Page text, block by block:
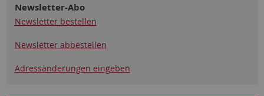
Newsletter-Abo
Newsletter bestellen
Newsletter abbestellen
Adressänderungen eingeben